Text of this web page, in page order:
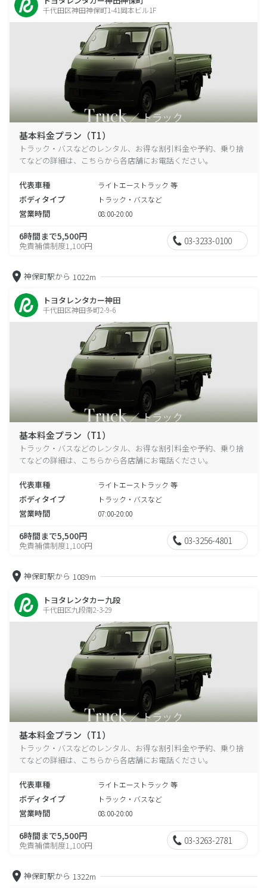
千代田区神田神保町1-41岡本ビル1F
基本料金プラン（T1）
トラック・バスなどのレンタル、お得な割引料金や予約、乗り捨
てなどの詳細は、こちらから各店舗にお電話ください。
代表車種 ライトエーストラック 等
ボディタイプ トラック・バスなど
営業時間 08:00-20:00
6時間まで5,500円
免責補償制度1,100円 03-3233-0100
神保町駅から 1022m
トヨタレンタカー神田
千代田区神田多町2-9-6
基本料金プラン（T1）
トラック・バスなどのレンタル、お得な割引料金や予約、乗り捨
てなどの詳細は、こちらから各店舗にお電話ください。
代表車種 ライトエーストラック 等
ボディタイプ トラック・バスなど
営業時間 07:00-20:00
6時間まで5,500円
免責補償制度1,100円 03-3256-4801
神保町駅から 1089m
トヨタレンタカー九段
千代田区九段南2-3-29
基本料金プラン（T1）
トラック・バスなどのレンタル、お得な割引料金や予約、乗り捨
てなどの詳細は、こちらから各店舗にお電話ください。
代表車種 ライトエーストラック 等
ボディタイプ トラック・バスなど
営業時間 08:00-20:00
6時間まで5,500円
免責補償制度1,100円 03-3263-2781
神保町駅から 1322m